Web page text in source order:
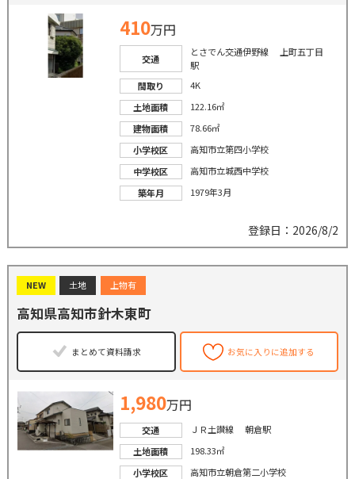
410万円
交通
とさでん交通伊野線 上町五丁目
駅
間取り
4K
土地面積
122.16㎡
建物面積
78.66㎡
小学校区
高知市立第四小学校
中学校区
高知市立城西中学校
築年月
1979年3月
登録日：2026/8/2
NEW 土地 上物有
高知県高知市針木東町
まとめて資料請求 お気に入りに追加する
1,980万円
交通
ＪＲ土讃線 朝倉駅
土地面積
198.33㎡
小学校区
高知市立朝倉第二小学校